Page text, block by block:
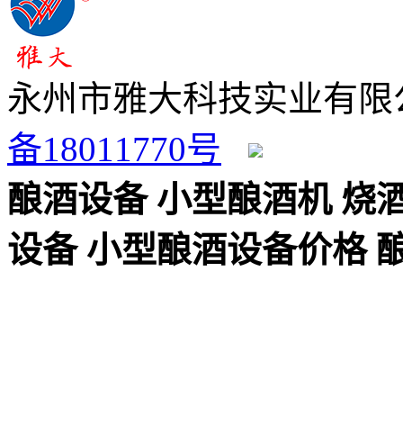
永州市雅大科技实业有
备18011770号
酿酒设备 小型酿酒机 烧
设备 小型酿酒设备价格